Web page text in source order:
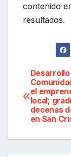
contenido
resultados.
de
el
local;
decenas
en San